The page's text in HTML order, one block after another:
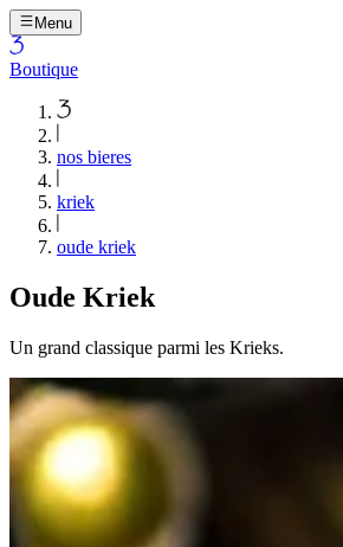
Menu
Boutique
nos bieres
kriek
oude kriek
Oude Kriek
Un grand classique parmi les Krieks.